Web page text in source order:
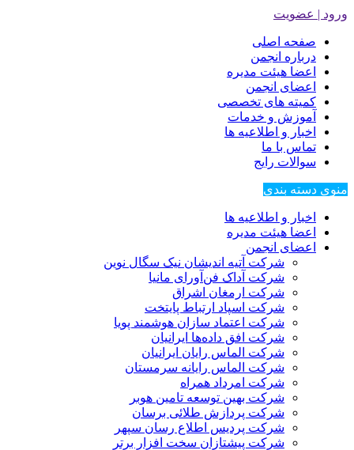
ورود | عضویت
صفحه اصلی
درباره انجمن
اعضا هیئت مدیره
اعضای انجمن
کمیته های تخصصی
آموزش و خدمات
اخبار و اطلاعیه ها
تماس با ما
سوالات رایج
منوی دسته بندی
اخبار و اطلاعیه ها
اعضا هیئت مدیره
اعضای انجمن
شرکت آتیه اندیشان نیک سگال نوین
شرکت آداک فن‌آورای مانیا
شرکت ارمغان اشراق
شرکت اسپاد ارتباط پایتخت
شرکت اعتماد سازان هوشمند پویا
شرکت افق داده‌ها ایرانیان
شرکت الماس رایان ایرانیان
شرکت الماس رایانه سرمستان
شرکت امرداد همراه
شرکت بهین توسعه تامین هوبر
شرکت پردازش طلائی برسان
شرکت پردیس اطلاع رسان سپهر
شرکت پیشتازان سخت افزار برتر